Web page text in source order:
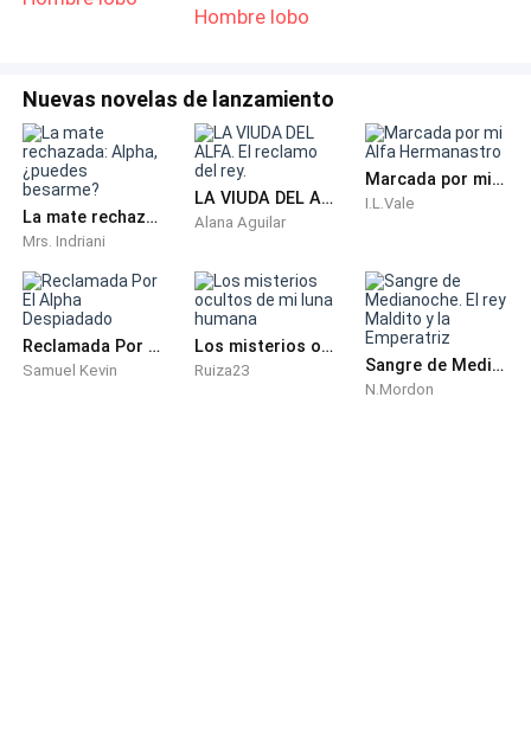
Hombre lobo
Nuevas novelas de lanzamiento
La mate rechazada: Alpha, ¿puedes besarme?
Mrs. Indriani
LA VIUDA DEL ALFA. El reclamo del rey.
Alana Aguilar
Marcada por mi Alfa Hermanastro
I.L.Vale
Reclamada Por El Alpha Despiadado
Samuel Kevin
Los misterios ocultos de mi luna humana
Ruiza23 Sangre de Medianoche. El rey Maldito y la Emperatriz
N.Mordon